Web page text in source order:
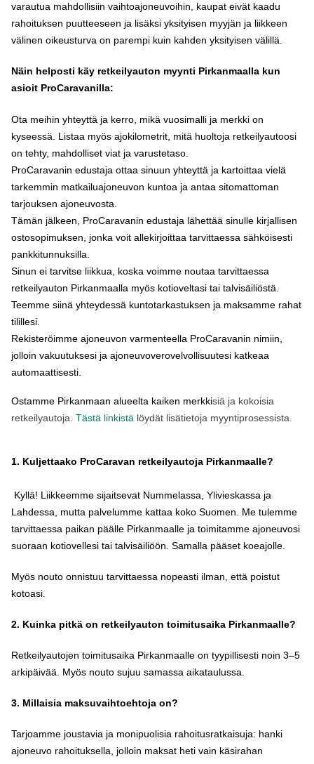
varautua mahdollisiin vaihtoajoneuvoihin, kaupat eivät kaadu
rahoituksen puutteeseen ja lisäksi yksityisen myyjän ja liikkeen
välinen oikeusturva on parempi kuin kahden yksityisen välillä.
Näin helposti käy retkeilyauton myynti Pirkanmaalla kun
asioit ProCaravanilla:
Ota meihin yhteyttä ja kerro, mikä vuosimalli ja merkki on
kyseessä. Listaa myös ajokilometrit, mitä huoltoja retkeilyautoosi
on tehty, mahdolliset viat ja varustetaso.
ProCaravanin edustaja ottaa sinuun yhteyttä ja kartoittaa vielä
tarkemmin matkailuajoneuvon kuntoa ja antaa sitomattoman
tarjouksen ajoneuvosta.
Tämän jälkeen, ProCaravanin edustaja lähettää sinulle kirjallisen
ostosopimuksen, jonka voit allekirjoittaa tarvittaessa sähköisesti
pankkitunnuksilla.
Sinun ei tarvitse liikkua, koska voimme noutaa tarvittaessa
retkeilyauton Pirkanmaalla myös kotioveltasi tai talvisäiliöstä.
Teemme siinä yhteydessä kuntotarkastuksen ja maksamme rahat
tilillesi.
Rekisteröimme ajoneuvon varmenteella ProCaravanin nimiin,
jolloin vakuutuksesi ja ajoneuvoverovelvollisuutesi katkeaa
automaattisesti.
Ostamme Pirkanmaan alueelta kaiken merkkisiä ja kokoisia
retkeilyautoja. Tästä linkistä löydät lisätietoja myyntiprosessista.
1. Kuljettaako ProCaravan retkeilyautoja Pirkanmaalle?
Kyllä! Liikkeemme sijaitsevat Nummelassa, Ylivieskassa ja
Lahdessa, mutta palvelumme kattaa koko Suomen. Me tulemme
tarvittaessa paikan päälle Pirkanmaalle ja toimitamme ajoneuvosi
suoraan kotiovellesi tai talvisäiliöön. Samalla pääset koeajolle.
Myös nouto onnistuu tarvittaessa nopeasti ilman, että poistut
kotoasi.
2. Kuinka pitkä on retkeilyauton toimitusaika Pirkanmaalle?
Retkeilyautojen toimitusaika Pirkanmaalle on tyypillisesti noin 3–5
arkipäivää. Myös nouto sujuu samassa aikataulussa.
3. Millaisia maksuvaihtoehtoja on?
Tarjoamme joustavia ja monipuolisia rahoitusratkaisuja: hanki
ajoneuvo rahoituksella, jolloin maksat heti vain käsirahan